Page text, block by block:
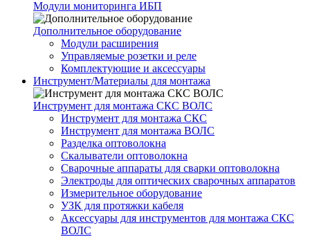
Модули мониторинга ИБП
Дополнительное оборудование
Модули расширения
Управляемые розетки и реле
Комплектующие и аксессуары
Инструмент/Материалы для монтажа
Инструмент для монтажа СКС ВОЛС
Инструмент для монтажа СКС
Инструмент для монтажа ВОЛС
Разделка оптоволокна
Скалыватели оптоволокна
Сварочные аппараты для сварки оптоволокна
Электроды для оптических сварочных аппаратов
Измерительное оборудование
УЗК для протяжки кабеля
Аксессуары для инструментов для монтажа СКС
ВОЛС